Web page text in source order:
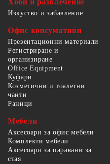
Изкуство и забавление
Офис консумативи
Презентационни материали
Регистриране и
организиране
Office Equipment
Куфари
Козметични и тоалетни
чанти
Раници
Мебели
Аксесоари за офис мебели
Комплекти мебели
Аксесоари за паравани за
стая